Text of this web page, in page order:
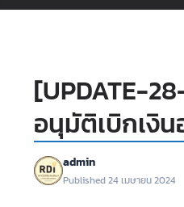
[UPDATE-
อนุมัติเบิกเงิ
admin
Published 24 เมษายน 2024